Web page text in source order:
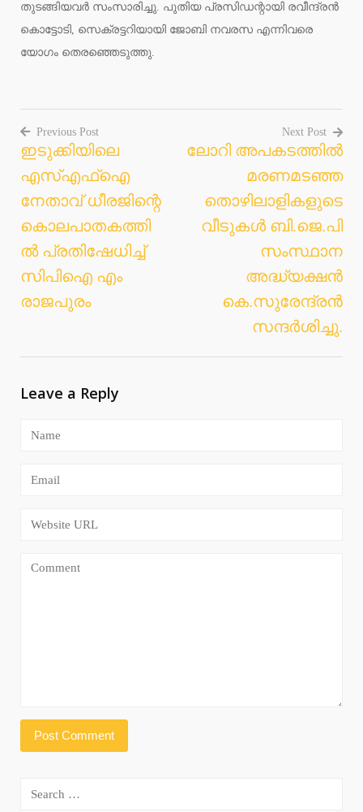
തുടങ്ങിയവര്‍ സംസാരിച്ചു. പുതിയ പ്രസിഡന്റായി രവീന്ദ്രന്‍
കൊട്ടോടി, സെക്രട്ടറിയായി ജോബി നവരസ എന്നിവരെ
യോഗം തെരഞ്ഞെടുത്തു.
Post
navigation
Previous Post
ഇടുക്കിയിലെ
എസ്എഫ്‌ഐ
നേതാവ് ധീരജിന്റെ
കൊലപാതകത്തി
ല്‍ പ്രതിഷേധിച്ച്
സിപിഐ എം
രാജപുരം
Next Post
ലോറി അപകടത്തിൽ
മരണമടഞ്ഞ
തൊഴിലാളികളുടെ
വീടുകൾ ബി.ജെ.പി
സംസ്ഥാന
അദ്ധ്യക്ഷൻ
കെ.സുരേന്ദ്രൻ
സന്ദർശിച്ചു.
Leave a Reply
Search